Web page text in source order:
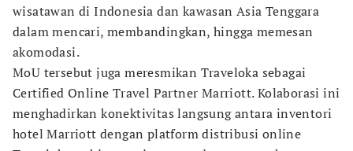
wisatawan di Indonesia dan kawasan Asia Tenggara
dalam mencari, membandingkan, hingga memesan
akomodasi.
MoU tersebut juga meresmikan Traveloka sebagai
Certified Online Travel Partner Marriott. Kolaborasi ini
menghadirkan konektivitas langsung antara inventori
hotel Marriott dengan platform distribusi online